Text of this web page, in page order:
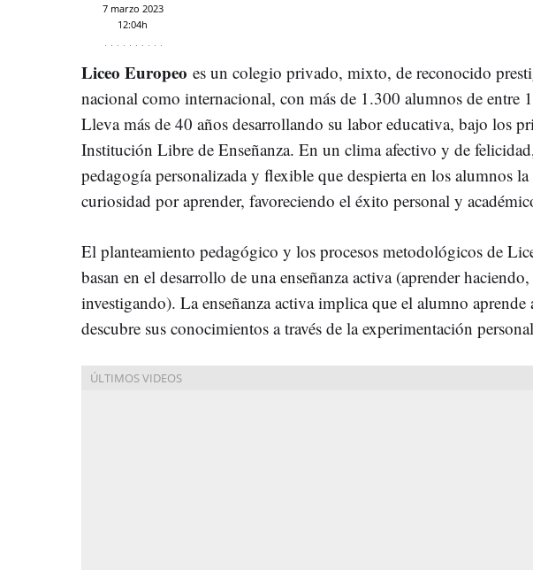
7 marzo 2023
12:04h
Liceo Europeo es un colegio privado, mixto, de reconocido
nacional como internacional, con más de 1.300 alumnos de entre
Lleva más de 40 años desarrollando su labor educativa, bajo los
Institución Libre de Enseñanza. En un clima afectivo y de
pedagogía personalizada y flexible que despierta en los alumnos
curiosidad por aprender, favoreciendo el éxito personal y
El planteamiento pedagógico y los procesos metodológicos de
basan en el desarrollo de una enseñanza activa (aprender
investigando). La enseñanza activa implica que el alumno aprende
descubre sus conocimientos a través de la experimentación